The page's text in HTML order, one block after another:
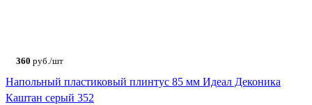
360 руб./шт
Напольный пластиковый плинтус 85 мм Идеал Деконика
Каштан серый 352